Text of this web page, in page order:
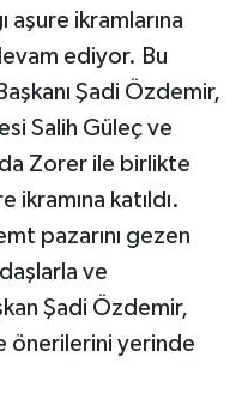
aşure ikramlarına
ediyor. Bu
Şadi Özdemir,
Salih Güleç ve
Zorer ile birlikte
ikramına katıldı.
pazarını gezen
ve
Şadi Özdemir,
önerilerini yerinde